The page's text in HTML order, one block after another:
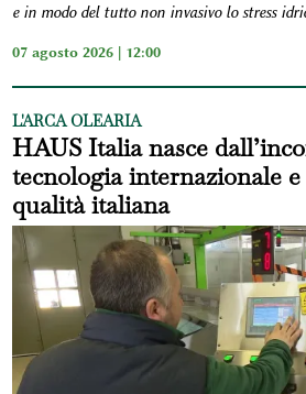
e in modo del tutto non invasivo lo stress
07 agosto 2026 | 12:00
L'ARCA OLEARIA
HAUS Italia nasce
tecnologia internazionale
qualità italiana